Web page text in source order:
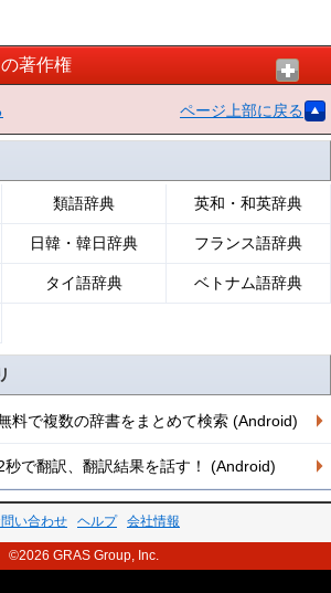
著作権
ページ上部に戻る
類語辞典 英和・和英辞典
日韓・韓日辞典 フランス語辞典
タイ語辞典 ベトナム語辞典
料で複数の辞書をまとめて検索 (Android)
で翻訳、翻訳結果を話す！ (Android)
い合わせ ヘルプ 会社情報
©2026 GRAS Group, Inc.